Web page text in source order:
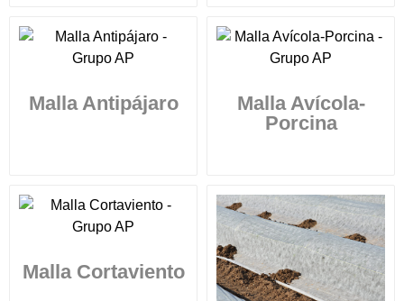
Malla Antipájaro
Malla Avícola-
Porcina
Malla Cortaviento